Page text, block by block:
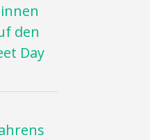
den
Day